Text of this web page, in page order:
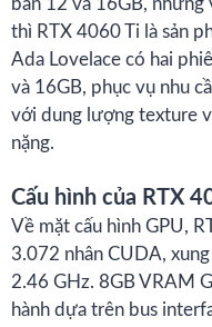
bản 12 và 16GB, nhưng
thì RTX 4060 Ti là sản
Ada Lovelace có hai
và 16GB, phục vụ nhu
với dung lượng texture
nặng.
Cấu hình của RTX
Về mặt cấu hình GPU,
3.072 nhân CUDA,
2.46 GHz. 8GB VRAM
hành dựa trên bus